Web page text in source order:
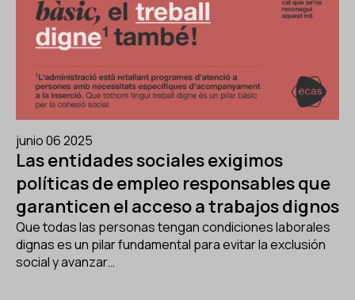
junio 06 2025
Las entidades sociales exigimos
políticas de empleo responsables que
garanticen el acceso a trabajos dignos
Que todas las personas tengan condiciones laborales
dignas es un pilar fundamental para evitar la exclusión
social y avanzar…